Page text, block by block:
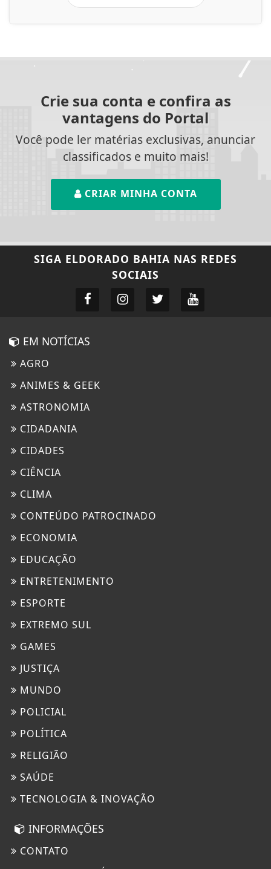
Crie sua conta e confira as
vantagens do Portal
Você pode ler matérias exclusivas, anunciar
classificados e muito mais!
CRIAR MINHA CONTA
SIGA ELDORADO BAHIA NAS REDES
SOCIAIS
EM NOTÍCIAS
AGRO
ANIMES & GEEK
ASTRONOMIA
CIDADANIA
CIDADES
CIÊNCIA
CLIMA
CONTEÚDO PATROCINADO
ECONOMIA
EDUCAÇÃO
ENTRETENIMENTO
ESPORTE
EXTREMO SUL
GAMES
JUSTIÇA
MUNDO
POLICIAL
POLÍTICA
RELIGIÃO
SAÚDE
TECNOLOGIA & INOVAÇÃO
INFORMAÇÕES
CONTATO